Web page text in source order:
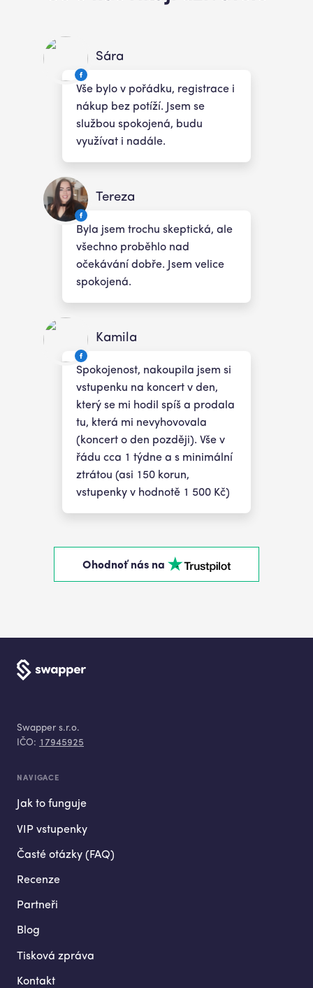
Sára
Vše bylo v pořádku, registrace i
nákup bez potíží. Jsem se
službou spokojená, budu
využívat i nadále.
Tereza
Byla jsem trochu skeptická, ale
všechno proběhlo nad
očekávání dobře. Jsem velice
spokojená.
Kamila
Spokojenost, nakoupila jsem si
vstupenku na koncert v den,
který se mi hodil spíš a prodala
tu, která mi nevyhovovala
(koncert o den později). Vše v
řádu cca 1 týdne a s minimální
ztrátou (asi 150 korun,
vstupenky v hodnotě 1 500 Kč)
Ohodnoť nás na
Swapper s.r.o.
IČO: 17945925
NAVIGACE
Jak to funguje
VIP vstupenky
Časté otázky (FAQ)
Recenze
Partneři
Blog
Tisková zpráva
Kontakt